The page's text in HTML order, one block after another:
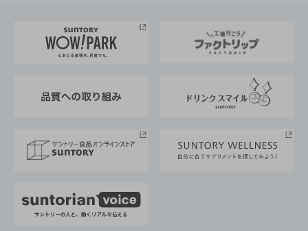
地域情報
サントリーサンバーズ大阪
サントリーが考えるサステナビリティ経営
企業概要
採用情報